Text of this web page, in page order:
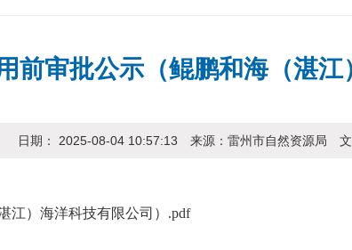
前审批公示（鲲鹏和海（湛江
日期： 2025-08-04 10:57:13 来源： 雷州市自然资源局
江）海洋科技有限公司）.pdf